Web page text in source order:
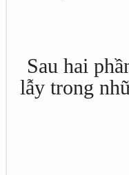
Sau hai
lẫy trong